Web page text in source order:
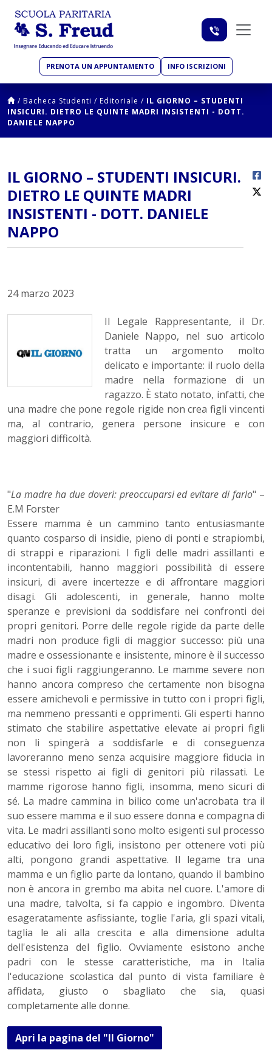
PRENOTA UN APPUNTAMENTO INFO ISCRIZIONI
/ Bacheca Studenti / Editoriale / IL GIORNO – STUDENTI
INSICURI. DIETRO LE QUINTE MADRI INSISTENTI - DOTT.
DANIELE NAPPO
IL GIORNO – STUDENTI INSICURI.
DIETRO LE QUINTE MADRI
INSISTENTI - DOTT. DANIELE
NAPPO
24 marzo 2023
Il Legale Rappresentante, il Dr.
Daniele Nappo, nel suo articolo
tratta un argomento molto
delicato e importante: il ruolo della
madre nella formazione di un
ragazzo. È stato notato, infatti, che
una madre che pone regole rigide non crea figli vincenti
ma, al contrario, genera persone insicure e con
maggiori difficoltà.
"La madre ha due doveri: preoccuparsi ed evitare di farlo" –
E.M Forster
Essere mamma è un cammino tanto entusiasmante
quanto cosparso di insidie, pieno di ponti e strapiombi,
di strappi e riparazioni. I figli delle madri assillanti e
incontentabili, hanno maggiori possibilità di essere
insicuri, di avere incertezze e di affrontare maggiori
disagi. Gli adolescenti, in generale, hanno molte
speranze e previsioni da soddisfare nei confronti dei
propri genitori. Porre delle regole rigide da parte delle
madri non produce figli di maggior successo: più una
madre e ossessionante e insistente, minore è il successo
che i suoi figli raggiungeranno. Le mamme severe non
hanno ancora compreso che certamente non bisogna
essere amichevoli e permissive in tutto con i propri figli,
ma nemmeno pressanti e opprimenti. Gli esperti hanno
stimato che stabilire aspettative elevate ai propri figli
non li spingerà a soddisfarle e di conseguenza
lavoreranno meno senza acquisire maggiore fiducia in
se stessi rispetto ai figli di genitori più rilassati. Le
mamme rigorose hanno figli, insomma, meno sicuri di
sé. La madre cammina in bilico come un'acrobata tra il
suo essere mamma e il suo essere donna e compagna di
vita. Le madri assillanti sono molto esigenti sul processo
educativo dei loro figli, insistono per ottenere voti più
alti, pongono grandi aspettative. Il legame tra una
mamma e un figlio parte da lontano, quando il bambino
non è ancora in grembo ma abita nel cuore. L'amore di
una madre, talvolta, si fa cappio e ingombro. Diventa
esageratamente asfissiante, toglie l'aria, gli spazi vitali,
taglia le ali alla crescita e alla dimensione adulta
dell'esistenza del figlio. Ovviamente esistono anche
padri con le stesse caratteristiche, ma in Italia
l'educazione scolastica dal punto di vista familiare è
affidata, giusto o sbagliato che sia, quasi
completamente alle donne.
Apri la pagina del "Il Giorno"